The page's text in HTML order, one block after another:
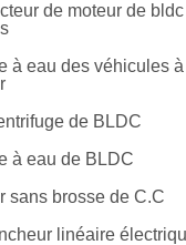
de moteur de
à eau des véhicules à
de BLDC
à eau de BLDC
sans brosse de C.C
linéaire